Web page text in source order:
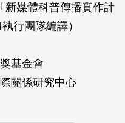
新媒體科普傳播實作計
行團隊編譯）
基金會
關係研究中心